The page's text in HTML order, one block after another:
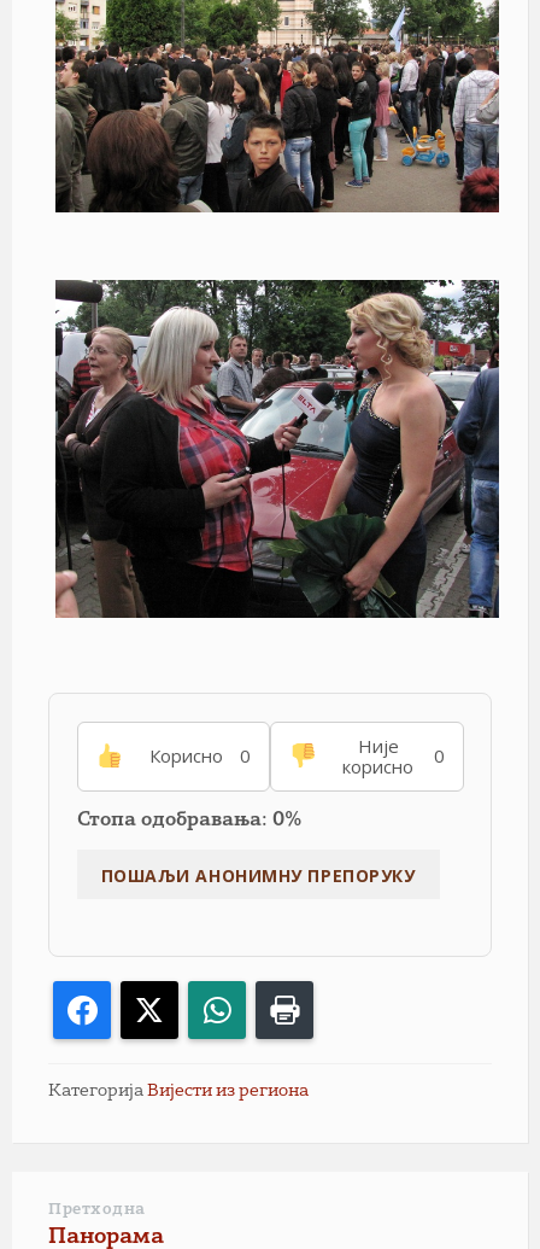
Корисно 0
Није
корисно
0
Стопа одобравања: 0%
Facebook WhatsApp
Категорија Вијести из региона
Претходна
Панорама